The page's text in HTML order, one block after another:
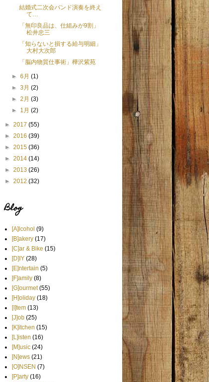
結婚式二次会バンド演奏を終え
て…
「無印良品は、仕組みが9割」
松井忠三
「知らないと損する給与明細」
大村大次郎
「脳内物質仕事術」樺沢紫苑
►6月(1)
►3月(2)
►2月(3)
► 1月(2)
► 2017 (55)
► 2016 (39)
► 2015 (36)
► 2014 (14)
► 2013 (26)
► 2012 (32)
Blog
[A]lcohol (9)
[B]akery (17)
[C]ar & Bike (15)
[D]IY (28)
[E]ntertain (5)
[F]amily (8)
[G]ourmet (55)
[H]oliday (18)
[I]tem (13)
[J]ob (25)
[K]itchen (15)
[L]isten (16)
[M]usic (24)
[N]ews (21)
[O]NSEN (7)
[P]arty (16)